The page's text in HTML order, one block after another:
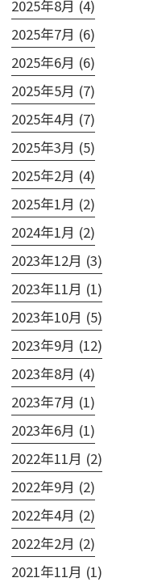
2025年8月 (4)
2025年7月 (6)
2025年6月 (6)
2025年5月 (7)
2025年4月 (7)
2025年3月 (5)
2025年2月 (4)
2025年1月 (2)
2024年1月 (2)
2023年12月 (3)
2023年11月 (1)
2023年10月 (5)
2023年9月 (12)
2023年8月 (4)
2023年7月 (1)
2023年6月 (1)
2022年11月 (2)
2022年9月 (2)
2022年4月 (2)
2022年2月 (2)
2021年11月 (1)